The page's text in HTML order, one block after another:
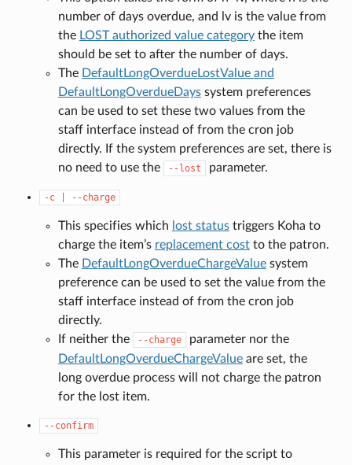
number of days overdue, and lv is the value from
the LOST authorized value categorythe item
should be set to after the number of days.
The DefaultLongOverdueLostValue and
DefaultLongOverdueDayssystem preferences
can be used to set these two values from the
staff interface instead of from the cron job
directly. If the system preferences are set, there is
no need to use the
--lost parameter.
-c --charge
This specifies which lost statustriggers Koha to
charge the item’s replacement costto the patron.
The DefaultLongOverdueChargeValuesystem
preference can be used to set the value from the
staff interface instead of from the cron job
directly.
If neither the
--charge
parameter nor the
DefaultLongOverdueChargeValueare set, the
long overdue process will not charge the patron
for the lost item.
--confirm
This parameter is required for the script to